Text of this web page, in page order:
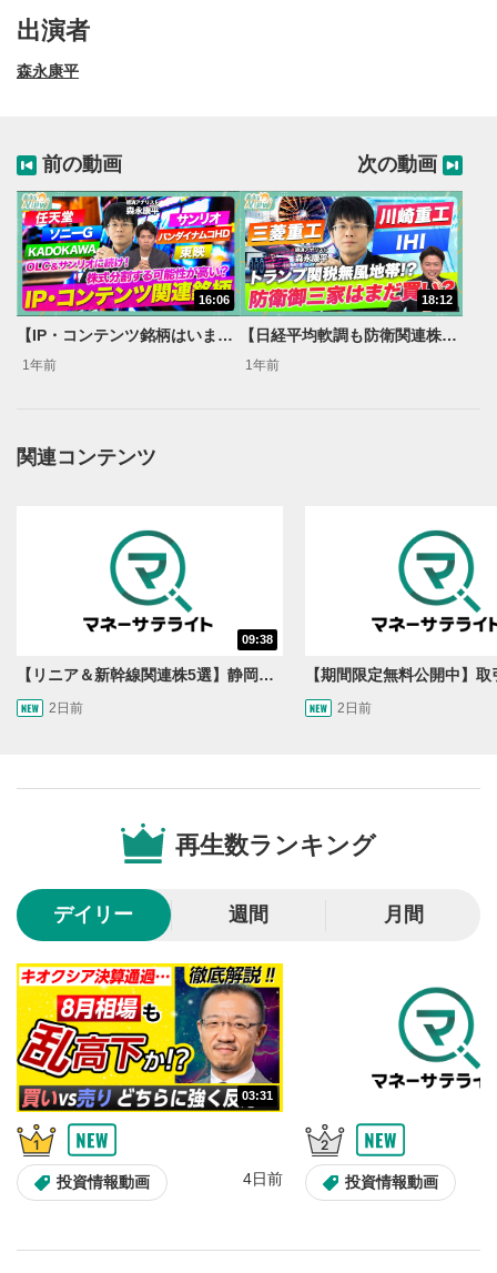
1
動画再生エリア
動画再生エリアをクリックすると、動画を再生または
一時停止します。
2
動画タイトル
動画タイトルが表示されます。クリックすると
YouTubeサイトに移動します。
ー内にあります。
SNSやメールなどで動画を共有・シェアすることがで
きます。
スマートフォンで視聴の場合は動画再生エリア右上のメニュ
ー内にあります。
再生位置を示しています。再生したい位置をクリック
するとその位置から動画が再生されます。
スライダーを上下すると音量が調整できます。
してください。
字幕設定
クリックすると字幕を付けることができます。
字幕は自動生成です。
スマートフォンで視聴の場合は画面右下の設定(歯車マーク)
より選択できます。
9
再生速度/画質の設定
画質の選択/再生速度の変更ができます。
より選択できます。
10
YouTubeリンク
11 全画面表示
出演者
森永康平
前の動画
16:06
【IP・コンテンツ銘柄はいま買い？】トランプ関税無風地帯 / 日本の一大産業に成長中？/【森永‘sVIEW】
1年前
次の動画
18:12
【日経平均軟調も防衛関連株には追い風？】これからあがる？御三家以外の防衛銘柄 【森永‘sVIEW】
1年前
関連コンテンツ
09:38
【リニア＆新幹線関連株5選】静岡県知事の承認でリニア路線工事進展！北陸新幹線も「小浜・京都ルート」再決定！関連する注目の銘柄は？＜たけぞうNEWS＞
2日前 2日前
再生数ランキング
デイリー 週間 月間
03:31
投資情報動画 4日前 投資情報動画